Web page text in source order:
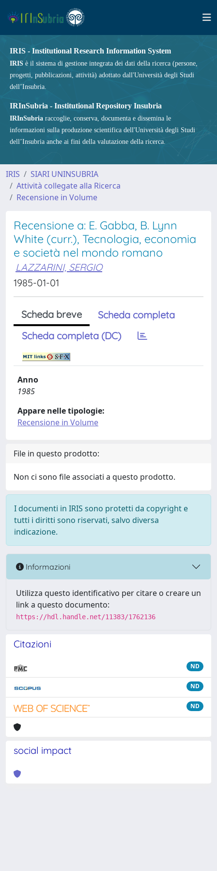
IRIS - Institutional Research Information System
IRIS è il sistema di gestione integrata dei dati della ricerca (persone,
progetti, pubblicazioni, attività) adottato dall'Università degli Studi
dell’Insubria.
IRInSubria - Institutional Repository Insubria
IRInSubria raccoglie, conserva, documenta e dissemina le
informazioni sulla produzione scientifica dell'Università degli Studi
dell’Insubria anche ai fini della valutazione della ricerca.
IRIS
SIARI UNINSUBRIA
Attività collegate alla Ricerca
Recensione in Volume
Recensione a: E. Gabba, B. Lynn
White (curr.), Tecnologia, economia
e società nel mondo romano
LAZZARINI, SERGIO
1985-01-01
Scheda breve
Scheda completa
Scheda completa (DC)
Anno
1985
Appare nelle tipologie:
Recensione in Volume
File in questo prodotto:
Non ci sono file associati a questo prodotto.
I documenti in IRIS sono protetti da copyright e
tutti i diritti sono riservati, salvo diversa
indicazione.
Informazioni
Utilizza questo identificativo per citare o creare un
link a questo documento:
https://hdl.handle.net/11383/1762136
Citazioni
ND
ND
ND
social impact